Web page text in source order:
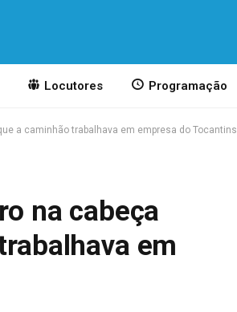
Locutores Programação
a caminhão trabalhava em empresa do Tocantins
na cabeça
em